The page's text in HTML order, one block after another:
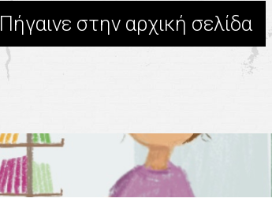
Πήγαινε στην αρχική σελίδα